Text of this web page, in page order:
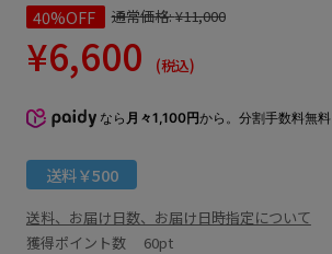
40%OFF 通常価格:¥11,000
¥6,600 (税込)
なら 月々1,100円から。分割手数料無料
送料￥500
送料、お届け日数、お届け日時指定について
獲得ポイント数 60pt